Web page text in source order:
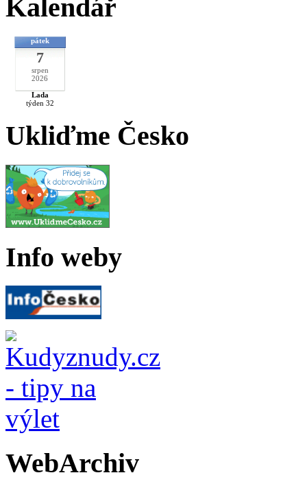
Kalendář
pátek
7
srpen
2026
Lada
týden 32
Ukliďme Česko
Info weby
WebArchiv